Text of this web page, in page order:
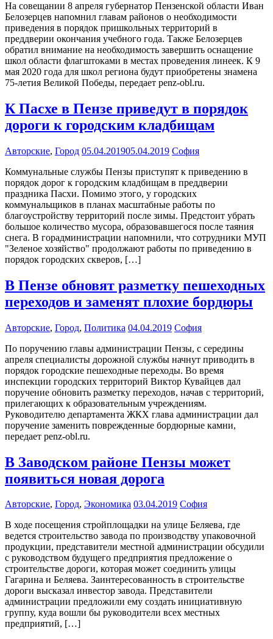
На совещании 8 апреля губернатор Пензенской области Иван
Белозерцев напомнил главам районов о необходимости
приведения в порядок пришкольных территорий в
преддверии окончания учебного года. Также Белозерцев
обратил внимание на необходимость завершить оснащение
школ области флагштоками в местах проведения линеек. К 9
мая 2020 года для школ региона будут приобретены знамена
75-летия Великой Победы, передает penz-obl.ru.
К Пасхе в Пензе приведут в порядок
дороги к городским кладбищам
Авторские, Город 05.04.201905.04.2019 София
Коммунальные службы Пензы приступят к приведению в
порядок дорог к городским кладбищам в преддверии
праздника Пасхи. Помимо этого, у городских
коммунальщиков в планах масштабные работы по
благоустройству территорий после зимы. Предстоит убрать
большое количество мусора, образовавшегося после таяния
снега. В горадминистрации напомнили, что сотрудники МУП
"Зеленое хозяйство" продолжают работы по приведению в
порядок городских скверов, […]
В Пензе обновят разметку пешеходных
переходов и заменят плохие бордюры
Авторские, Город, Политика 04.04.2019 София
По поручению главы администрации Пензы, с середины
апреля специалисты дорожной службы начнут приводить в
порядок городские пешеходные переходы. Во время
инспекции городских территорий Виктор Кувайцев дал
поручение обновить разметку переходов, начав с территорий,
прилегающих к образовательным учреждениям.
Руководителю департамента ЖКХ глава администрации дал
поручение заменить поврежденные бордюрные камни,
передает penz-obl.ru.
В Заводском районе Пензы может
появиться новая дорога
Авторские, Город, Экономика 03.04.2019 София
В ходе посещения стройплощадки на улице Беляева, где
ведется строительство завода по производству упаковочной
продукции, представители местной администрации обсудили
с руководством будущего предприятия предложение о
строительстве дороги, которая может соединить улицы
Гагарина и Беляева. Заинтересованность в строительстве
дороги высказал инвестор завода. Представители
администрации предложили ему создать инициативную
группу, куда вошли бы руководители всех местных
предприятий, […]